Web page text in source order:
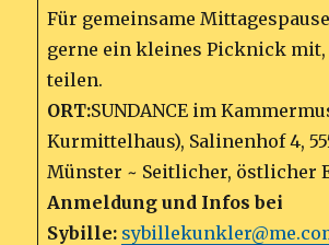
Für gemeinsame
gerne ein kleines Picknick mit,
teilen.
ORT:SUNDANCE im
Kurmittelhaus), Salinenhof 4,
Münster ~ Seitlicher, östlicher
Anmeldung und Infos bei
Sybille: